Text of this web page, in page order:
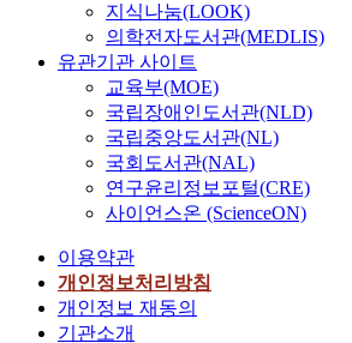
지식나눔(LOOK)
의학전자도서관(MEDLIS)
유관기관 사이트
교육부(MOE)
국립장애인도서관(NLD)
국립중앙도서관(NL)
국회도서관(NAL)
연구윤리정보포털(CRE)
사이언스온 (ScienceON)
이용약관
개인정보처리방침
개인정보 재동의
기관소개